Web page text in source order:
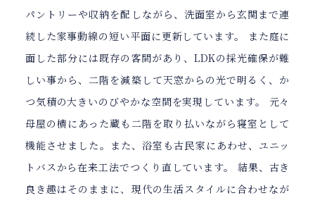
パントリーや収納を配しながら、洗面室から玄関まで連
続した家事動線の短い平面に更新しています。 また庭に
面した部分には既存の客間があり、LDKの採光確保が難
しい事から、二階を減築して天窓からの光で明るく、か
つ気積の大きいのびやかな空間を実現しています。 元々
母屋の横にあった蔵も二階を取り払いながら寝室として
機能させました。また、浴室も古民家にあわせ、ユニッ
トバスから在来工法でつくり直しています。 結果、古き
良き趣はそのままに、現代の生活スタイルに合わせなが